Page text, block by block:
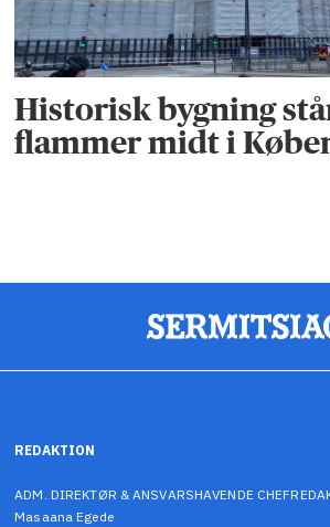
Historisk bygning
flammer midt i
REDAKTION
ADM. DIREKTØR & ANSVARSHAVENDE
Masaana Egede